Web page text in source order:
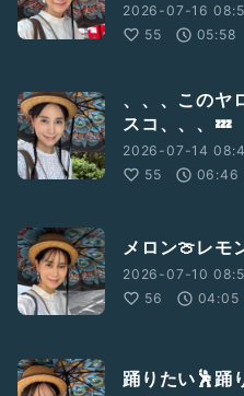
2026-07-16
55
05:58
、、、このヤ
スコ、、、💤
2026-07-14
55
06:46
メロン🍈レモ
2026-07-10
56
04:05
踊りたい🕺踊